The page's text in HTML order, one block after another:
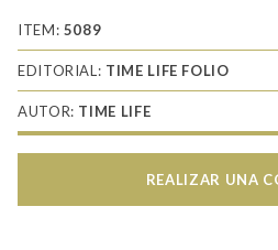
ITEM: 5089
EDITORIAL: TIME LIFE FOLIO
AUTOR: TIME LIFE
REALIZAR UNA